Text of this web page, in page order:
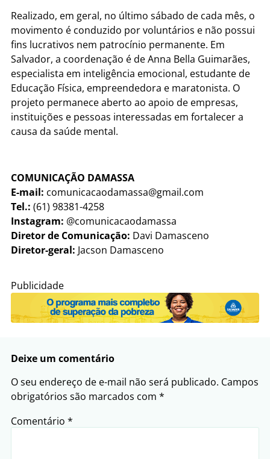
Realizado, em geral, no último sábado de cada mês, o
movimento é conduzido por voluntários e não possui
fins lucrativos nem patrocínio permanente. Em
Salvador, a coordenação é de Anna Bella Guimarães,
especialista em inteligência emocional, estudante de
Educação Física, empreendedora e maratonista. O
projeto permanece aberto ao apoio de empresas,
instituições e pessoas interessadas em fortalecer a
causa da saúde mental.
COMUNICAÇÃO DAMASSA
E-mail: comunicacaodamassa@gmail.com
Tel.: (61) 98381-4258
Instagram: @comunicacaodamassa
Diretor de Comunicação: Davi Damasceno
Diretor-geral: Jacson Damasceno
Publicidade
Deixe um comentário
O seu endereço de e-mail não será publicado. Campos
obrigatórios são marcados com *
Comentário *